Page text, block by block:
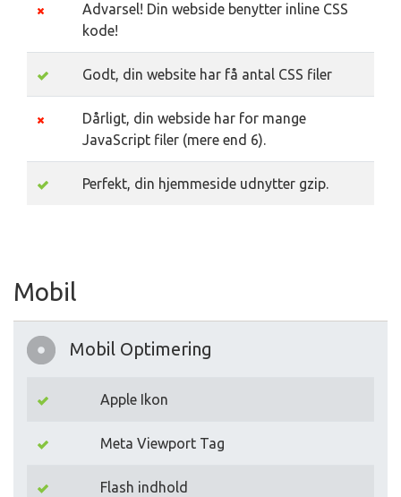
Advarsel! Din webside benytter inline CSS
kode!
Godt, din website har få antal CSS filer
Dårligt, din webside har for mange
JavaScript filer (mere end 6).
Perfekt, din hjemmeside udnytter gzip.
Mobil
Mobil Optimering
Apple Ikon
Meta Viewport Tag
Flash indhold